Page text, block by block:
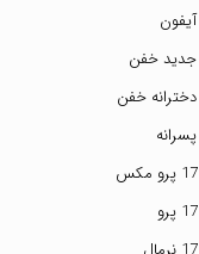
خفن
خفن